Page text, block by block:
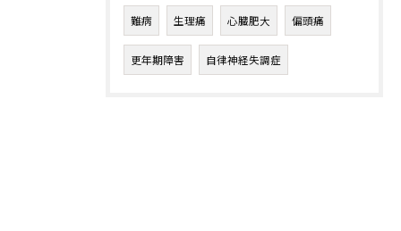
難病 生理痛 心臓肥大 偏頭痛
更年期障害 自律神経失調症